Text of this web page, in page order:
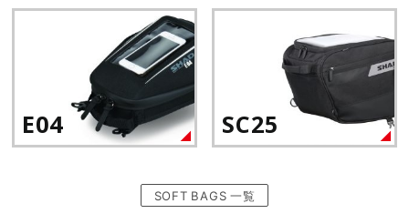
E04 SC25
SOFT BAGS 一覧